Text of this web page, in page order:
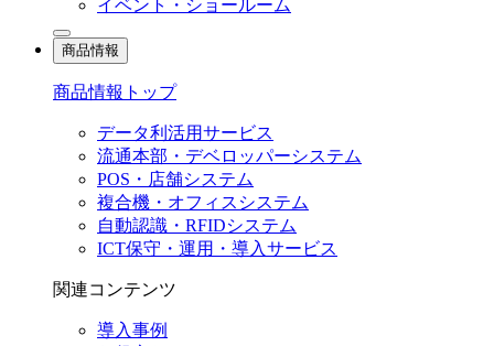
イベント・ショールーム
商品情報
商品情報トップ
データ利活用サービス
流通本部・デベロッパーシステム
POS・店舗システム
複合機・オフィスシステム
自動認識・RFIDシステム
ICT保守・運用・導入サービス
関連コンテンツ
導入事例